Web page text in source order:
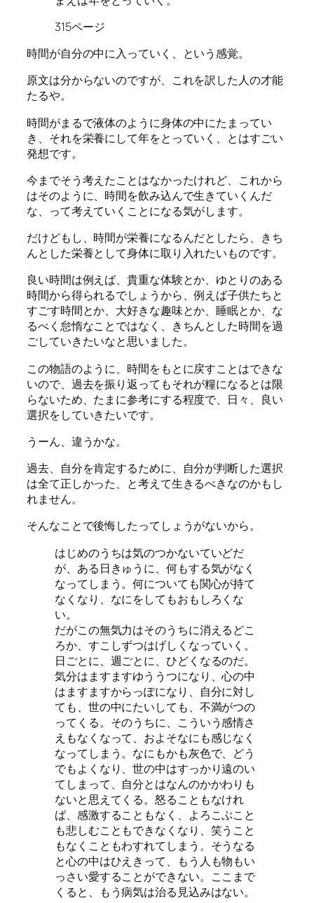
315ページ
時間が自分の中に入っていく、という感覚。
原文は分からないのですが、これを訳した人の才能
たるや。
時間がまるで液体のように身体の中にたまってい
き、それを栄養にして年をとっていく、とはすごい
発想です。
今までそう考えたことはなかったけれど、これから
はそのように、時間を飲み込んで生きていくんだ
な、って考えていくことになる気がします。
だけどもし、時間が栄養になるんだとしたら、きち
んとした栄養として身体に取り入れたいものです。
良い時間は例えば、貴重な体験とか、ゆとりのある
時間から得られるでしょうから、例えば子供たちと
すごす時間とか、大好きな趣味とか、睡眠とか、な
るべく怠惰なことではなく、きちんとした時間を過
ごしていきたいなと思いました。
この物語のように、時間をもとに戻すことはできな
いので、過去を振り返ってもそれが糧になるとは限
らないため、たまに参考にする程度で、日々、良い
選択をしていきたいです。
うーん、違うかな。
過去、自分を肯定するために、自分が判断した選択
は全て正しかった、と考えて生きるべきなのかもし
れません。
そんなことで後悔したってしょうがないから。
はじめのうちは気のつかないていどだ
が、ある日きゅうに、何もする気がなく
なってしまう。何についても関心が持て
なくなり、なにをしてもおもしろくな
い。
だがこの無気力はそのうちに消えるどこ
ろか、すこしずつはげしくなっていく。
日ごとに、週ごとに、ひどくなるのだ。
気分はますますゆううつになり、心の中
はますますからっぽになり、自分に対し
ても、世の中にたいしても、不満がつの
ってくる。そのうちに、こういう感情さ
えもなくなって、およそなにも感じなく
なってしまう。なにもかも灰色で、どう
でもよくなり、世の中はすっかり遠のい
てしまって、自分とはなんのかかわりも
ないと思えてくる。怒ることもなけれ
ば、感激することもなく、よろこぶこと
も悲しむこともできなくなり、笑うこと
もなくこともわすれてしまう。そうなる
と心の中はひえきって、もう人も物もい
っさい愛することができない。ここまで
くると、もう病気は治る見込みはない。